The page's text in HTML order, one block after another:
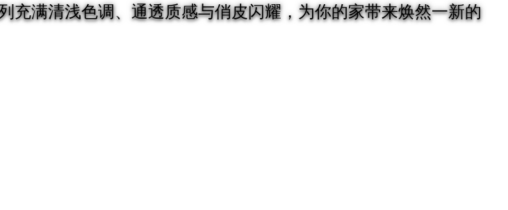
满清浅色调、通透质感与俏皮闪耀，为你的家带来焕然一新的